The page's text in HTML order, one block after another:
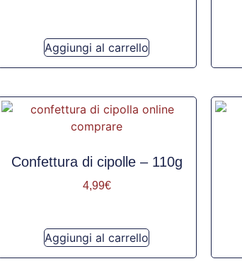
Aggiungi al carrello
Confettura di cipolle – 110g
4,99€
Aggiungi al carrello